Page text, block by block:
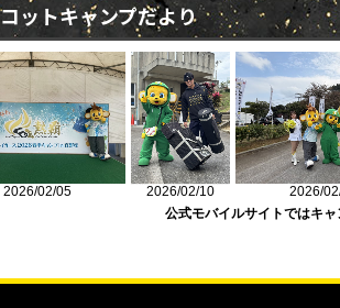
ットキャンプだより
2026/02/05 2026/02/10
2026/
公式モバイルサイトではキ